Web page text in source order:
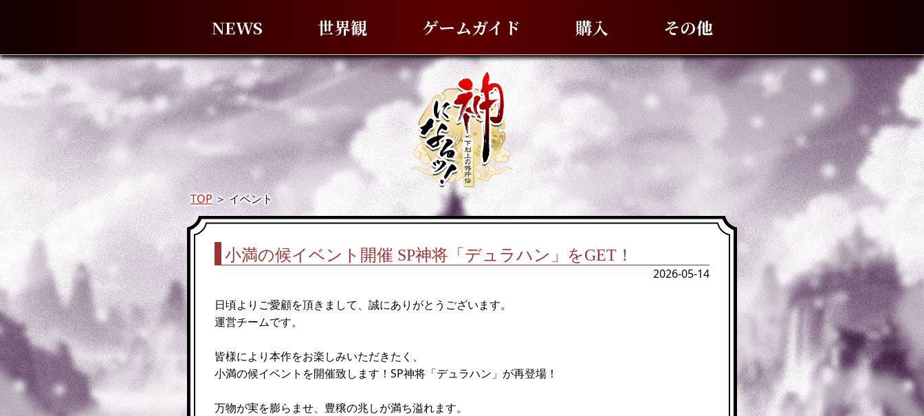
NEWS 世界観 ゲームガイド 購入 その他
TOP＞イベント
小満の候イベント開催 SP神将「デュラハン」をGET！
2026-05-14
日頃よりご愛顧を頂きまして、誠にありがとうございます。
運営チームです。
皆様により本作をお楽しみいただきたく、
小満の候イベントを開催致します！SP神将「デュラハン」が再登場！
万物が実を膨らませ、豊穣の兆しが満ち溢れます。